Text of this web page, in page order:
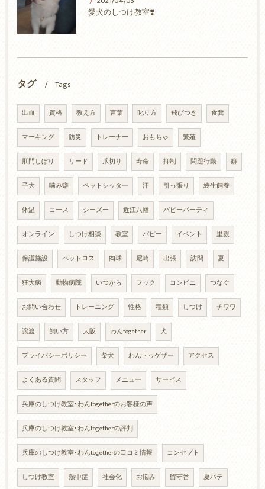
愛犬のしつけ教室❣️
タグ Tags
出血 資格 教え方 言葉 叱り方 飛びつき 食糞
マーキング 防災 トレーナー おもちゃ 繁殖
肛門しぼり リード 爪切り 寿命 抑制 問題行動 癖
子犬 噛み癖 ペットシッター 汗 引っ張り 終生飼養
体温 コース シーズー 近江八幡 パピーパーティ
オンライン しつけ相談 教室 パピー イベント 里親
保護施設 ペットロス 肉球 尼崎 出張 訪問 夏
狂犬病 動物病院 いつから フック コンビニ つなぐ
お問い合わせ トレーニング 性格 種類 しつけ チワワ
譲渡 飼い方 大阪 わんtogether 犬
プライバシーポリシー 柴犬 わんトゥゲザー アクセス
よくある質問 スタッフ メニュー サービス
兵庫のしつけ教室･わんtogetherのお客様の声
兵庫のしつけ教室･わんtogetherの評判
兵庫のしつけ教室･わんtogetherの口コミ情報 コンセプト
しつけ教室 熱中症 社会化 お悩み 留守番 夏バテ